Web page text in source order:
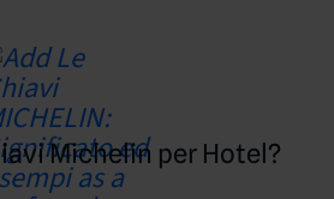
Michelin per Hotel?